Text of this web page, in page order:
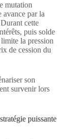
mutation
avance par la
cette
puis solde
la pression
de cession du
son
survenir lors
puissante